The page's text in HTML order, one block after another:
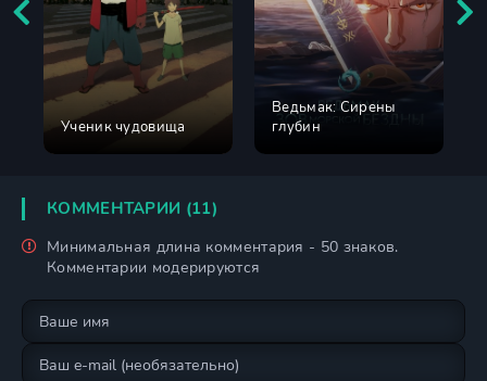
Ученик чудовища
Ведьмак: Сирены
глубин
КОММЕНТАРИИ (11)
Минимальная длина комментария - 50 знаков.
Комментарии модерируются